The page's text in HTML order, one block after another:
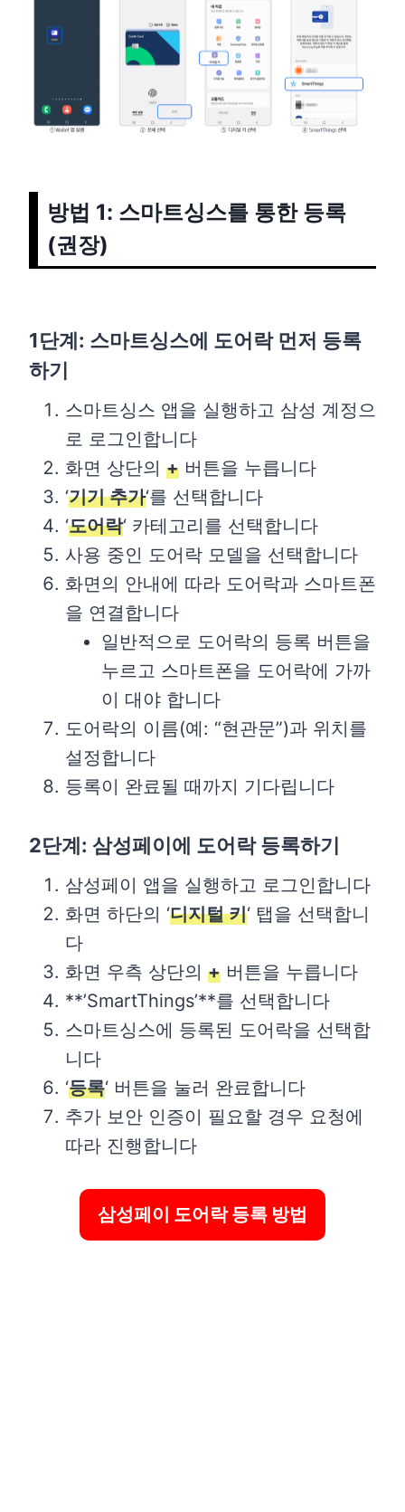
방법 1: 스마트싱스를 통한 등록
(권장)
1단계: 스마트싱스에 도어락 먼저 등록
하기
스마트싱스 앱을 실행하고 삼성 계정으
로 로그인합니다
화면 상단의 + 버튼을 누릅니다
‘기기 추가‘를 선택합니다
‘도어락‘ 카테고리를 선택합니다
사용 중인 도어락 모델을 선택합니다
화면의 안내에 따라 도어락과 스마트폰
을 연결합니다
일반적으로 도어락의 등록 버튼을
누르고 스마트폰을 도어락에 가까
이 대야 합니다
도어락의 이름(예: “현관문”)과 위치를
설정합니다
등록이 완료될 때까지 기다립니다
2단계: 삼성페이에 도어락 등록하기
삼성페이 앱을 실행하고 로그인합니다
화면 하단의 ‘디지털 키‘ 탭을 선택합니
다
화면 우측 상단의 + 버튼을 누릅니다
**’SmartThings’**를 선택합니다
스마트싱스에 등록된 도어락을 선택합
니다
‘등록‘ 버튼을 눌러 완료합니다
추가 보안 인증이 필요할 경우 요청에
따라 진행합니다
삼성페이 도어락 등록 방법